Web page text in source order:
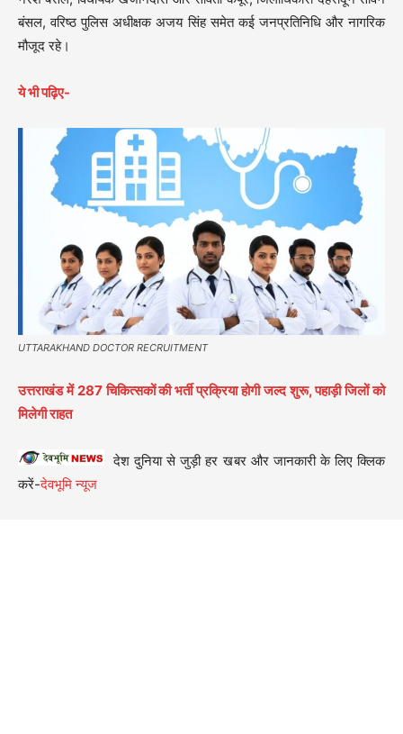
बंसल, वरिष्ठ पुलिस अधीक्षक अजय सिंह समेत कई जनप्रतिनिधि और नागरिक
मौजूद रहे।
ये भी पढ़िए-
UTTARAKHAND DOCTOR RECRUITMENT
उत्तराखंड में 287 चिकित्सकों की भर्ती प्रक्रिया होगी जल्द शुरू, पहाड़ी जिलों को
मिलेगी राहत
देश दुनिया से जुड़ी हर खबर और जानकारी के लिए क्लिक
करें-देवभूमि न्यूज